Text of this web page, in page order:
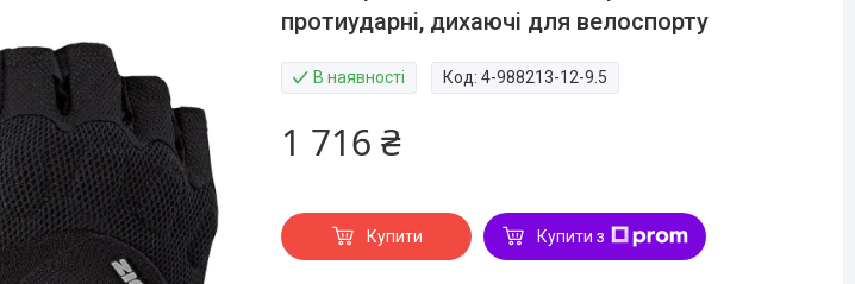
протиударні, дихаючі для велоспорту
В наявності Код:4-988213-12-9.5
1 716 ₴
Купити Купити з